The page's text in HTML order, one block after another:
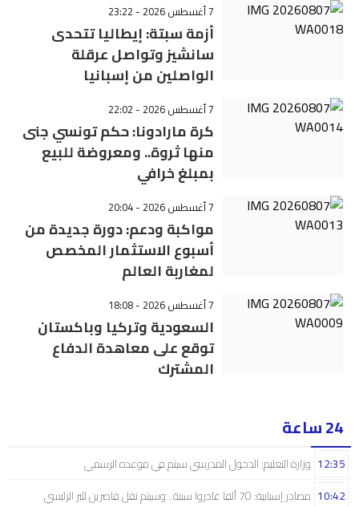
7 أغسطس 2026 - 23:22
أزمة سبتة: إيطاليا تتحدى
سانشيز وتواصل عرقلة
الواصلين من إسبانيا
7 أغسطس 2026 - 22:02
كرة مارادونا: حكم تونسي جنى
منها ثروة.. ومعروضة للبيع
بمبلغ خرافي
7 أغسطس 2026 - 20:04
مواكبة ودعم: دورة جديدة من
أسبوع الاستثمار المخصص
لمغاربة العالم
7 أغسطس 2026 - 18:08
السعودية وتركيا وباكستان
توقع على معاهدة الدفاع
المشترك
24 ساعة
وزارة التعليم: الدخول المدرسي سیتم في موعده الرسمي 12:35
مصادر إسبانية: 70 ألفا غادروا سبتة.. وسيتم نقل قاصرين للبر الرئيسي 10:42